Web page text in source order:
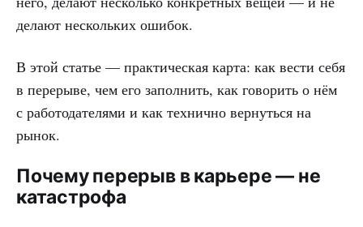
делают нескольких ошибок.
В этой статье — практическая карта: как вести себя
в перерыве, чем его заполнить, как говорить о нём
с работодателями и как технично вернуться на
рынок.
Почему перерыв в карьере — не
катастрофа